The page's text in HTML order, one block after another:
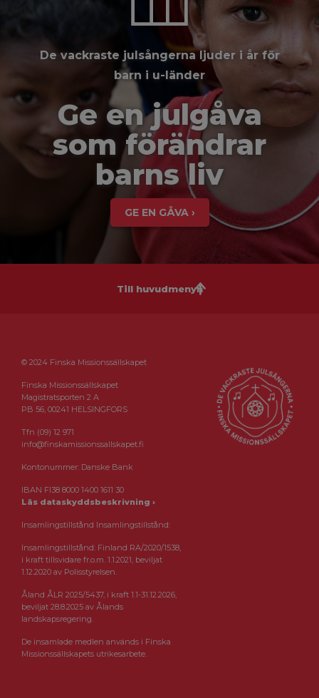
De vackraste julsångerna ljuder i år för
barn i u-länder
Ge en julgåva
som förändrar
barns liv
GE EN GÅVA ›
Till huvudmenyn
© 2024 Finska Missionssällskapet
Finska Missionssällskapet
Magistratsporten 2 A
PB 56, 00241 HELSINGFORS
Tfn (09) 12 971
info@finskamissionssallskapet.fi
Kontonummer: Danske Bank
IBAN FI38 8000 1400 1611 30
Läs dataskyddsbeskrivning ›
Insamlingstillstånd Insamlingstillstånd:
Insamlingstillstånd: Finland RA/2020/1538,
i kraft tillsvidare fr.o.m. 1.1.2021, beviljat
1.12.2020 av Polisstyrelsen.
Åland ÅLR 2025/5437, i kraft 1.1-31.12.2026,
beviljat 28.8.2025 av Ålands
landskapsregering.
De insamlade medlen används i Finska
Missionssällskapets utrikesarbete.